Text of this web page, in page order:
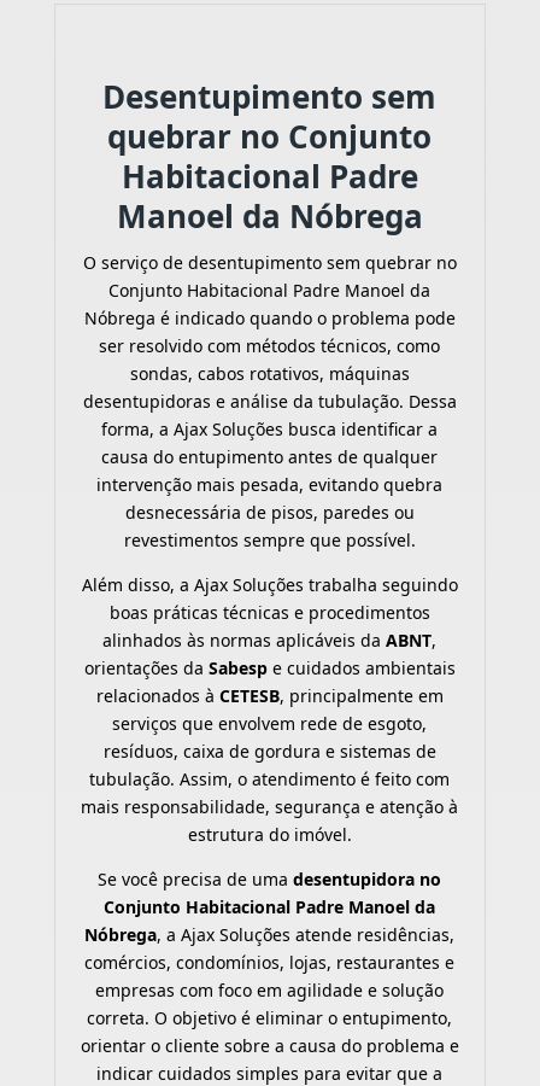
Desentupimento sem
quebrar no Conjunto
Habitacional Padre
Manoel da Nóbrega
O serviço de desentupimento sem quebrar no
Conjunto Habitacional Padre Manoel da
Nóbrega é indicado quando o problema pode
ser resolvido com métodos técnicos, como
sondas, cabos rotativos, máquinas
desentupidoras e análise da tubulação. Dessa
forma, a Ajax Soluções busca identificar a
causa do entupimento antes de qualquer
intervenção mais pesada, evitando quebra
desnecessária de pisos, paredes ou
revestimentos sempre que possível.
Além disso, a Ajax Soluções trabalha seguindo
boas práticas técnicas e procedimentos
alinhados às normas aplicáveis daABNT,
orientações da Sabespe cuidados ambientais
relacionados à CETESB, principalmente em
serviços que envolvem rede de esgoto,
resíduos, caixa de gordura e sistemas de
tubulação. Assim, o atendimento é feito com
mais responsabilidade, segurança e atenção à
estrutura do imóvel.
Se você precisa de umadesentupidora no
Conjunto Habitacional Padre Manoel da
Nóbrega, a Ajax Soluções atende residências,
comércios, condomínios, lojas, restaurantes e
empresas com foco em agilidade e solução
correta. O objetivo é eliminar o entupimento,
orientar o cliente sobre a causa do problema e
indicar cuidados simples para evitar que a